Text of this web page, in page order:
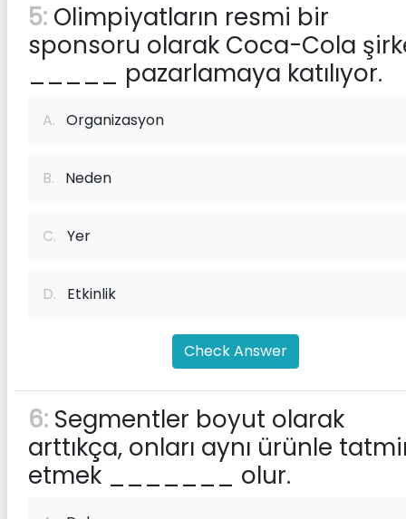
5: Olimpiyatların resmi bir
sponsoru olarak Coca-Cola
_____ pazarlamaya katılıyor.
A. Organizasyon
B. Neden
C. Yer
D. Etkinlik
Check Answer
6: Segmentler boyut olarak
arttıkça, onları aynı ürünle
etmek _______ olur.